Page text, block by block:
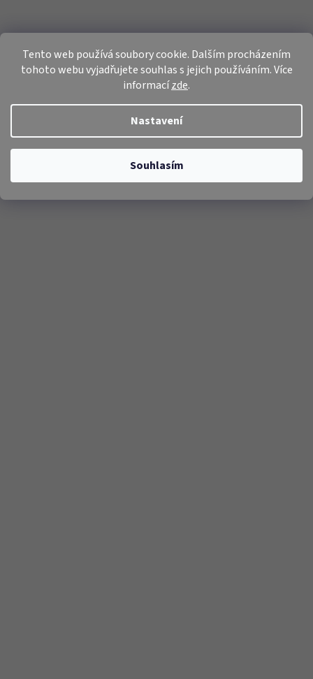
Tento web používá soubory cookie. Dalším procházením
tohoto webu vyjadřujete souhlas s jejich používáním. Více
informacízde.
Nastavení
Souhlasím